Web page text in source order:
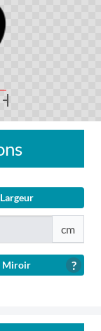
Largeur
Miroir ?